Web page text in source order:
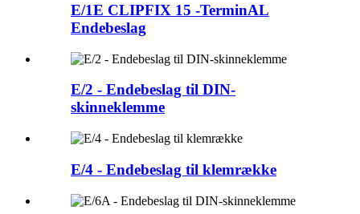
E/1E CLIPFIX 15 -TerminAL
Endebeslag
E/2 - Endebeslag til DIN-
skinneklemme
E/4 - Endebeslag til klemrække